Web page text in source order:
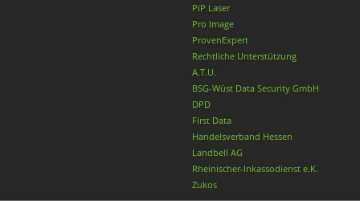
PiP Laser
Pro Image
ProvenExpert
Rechtliche Unterstützung
A.T.U.
BSG-Wüst Data Security GmbH
DPD
First Data
Handelsverband Hessen
Landbell AG
Rheinischer-Inkassodienst e.K.
Zukos